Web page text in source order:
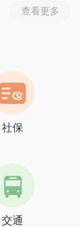
查看更多
社保
交通